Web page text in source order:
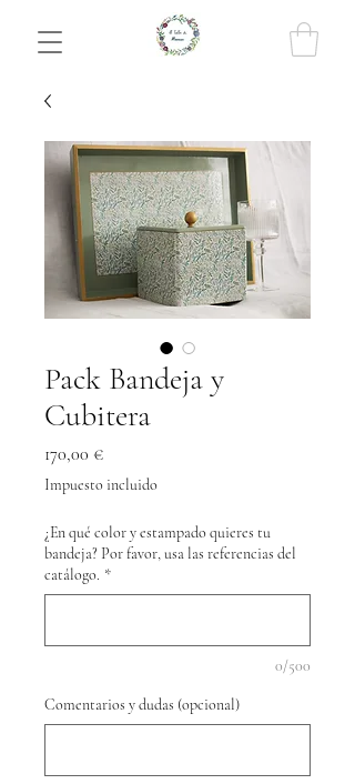
Pack Bandeja y
Cubitera
170,00 €Precio
Impuesto incluido
¿En qué color y estampado quieres tu
bandeja? Por favor, usa las referencias del
catálogo. *
0/500
Comentarios y dudas (opcional)